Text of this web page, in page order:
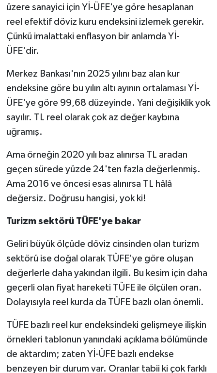
üzere sanayici için Yİ-ÜFE'ye göre hesaplanan
reel efektif döviz kuru endeksini izlemek gerekir.
Çünkü imalattaki enflasyon bir anlamda Yİ-
ÜFE'dir.
Merkez Bankası'nın 2025 yılını baz alan kur
endeksine göre bu yılın altı ayının ortalaması Yİ-
ÜFE'ye göre 99,68 düzeyinde. Yani değişiklik yok
sayılır. TL reel olarak çok az değer kaybına
uğramış.
Ama örneğin 2020 yılı baz alınırsa TL aradan
geçen sürede yüzde 24'ten fazla değerlenmiş.
Ama 2016 ve öncesi esas alınırsa TL hâlâ
değersiz. Doğrusu hangisi, yok ki!
Turizm sektörü TÜFE'ye bakar
Geliri büyük ölçüde döviz cinsinden olan turizm
sektörü ise doğal olarak TÜFE'ye göre oluşan
değerlerle daha yakından ilgili. Bu kesim için daha
geçerli olan fiyat hareketi TÜFE ile ölçülen oran.
Dolayısıyla reel kurda da TÜFE bazlı olan önemli.
TÜFE bazlı reel kur endeksindeki gelişmeye ilişkin
örnekleri tablonun yanındaki açıklama bölümünde
de aktardım; zaten Yİ-ÜFE bazlı endekse
benzeyen bir durum var. Oranlar tabii ki çok farklı